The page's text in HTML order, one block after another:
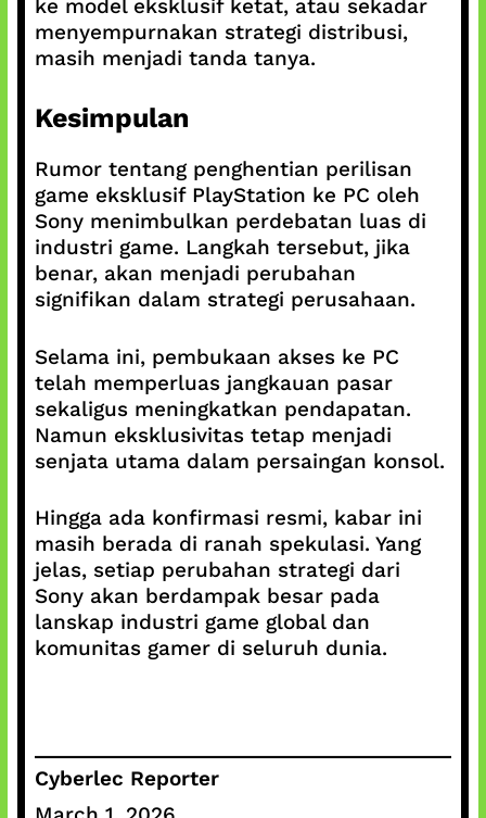
ke model eksklusif ketat, atau sekadar
menyempurnakan strategi distribusi,
masih menjadi tanda tanya.
Kesimpulan
Rumor tentang penghentian perilisan
game eksklusif PlayStation ke PC oleh
Sony menimbulkan perdebatan luas di
industri game. Langkah tersebut, jika
benar, akan menjadi perubahan
signifikan dalam strategi perusahaan.
Selama ini, pembukaan akses ke PC
telah memperluas jangkauan pasar
sekaligus meningkatkan pendapatan.
Namun eksklusivitas tetap menjadi
senjata utama dalam persaingan konsol.
Hingga ada konfirmasi resmi, kabar ini
masih berada di ranah spekulasi. Yang
jelas, setiap perubahan strategi dari
Sony akan berdampak besar pada
lanskap industri game global dan
komunitas gamer di seluruh dunia.
Cyberlec Reporter